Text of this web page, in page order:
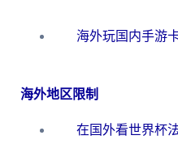
海外地区限制